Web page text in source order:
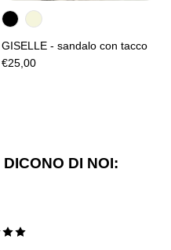
GISELLE - sandalo con tacco
€25,00
DI NOI: